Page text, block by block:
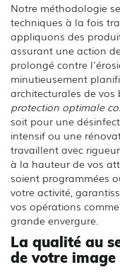
Notre méthodologie
techniques à la fois
appliquons des
assurant une action
prolongé contre
minutieusement
architecturales de
protection optimale
soit pour une
intensif ou une
travaillent avec
à la hauteur de vos
soient programmées
votre activité,
vos opérations
grande envergure.
La qualité au
de votre image